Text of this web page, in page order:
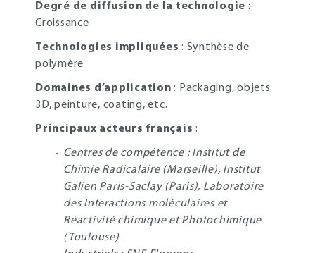
Degré de diffusion de la technologie :
Croissance
Technologies impliquées : Synthèse de
polymère
Domaines d’application : Packaging, objets
3D, peinture, coating, etc.
Principaux acteurs français :
Centres de compétence : Institut de
Chimie Radicalaire (Marseille), Institut
Galien Paris-Saclay (Paris), Laboratoire
des Interactions moléculaires et
Réactivité chimique et Photochimique
(Toulouse)